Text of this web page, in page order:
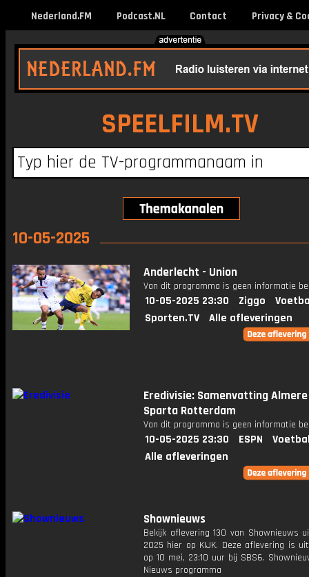
Nederland.FM Podcast.NL Contact Privacy &
SPEELFILM.TV
10-05-2025
Anderlecht - Union
Van dit programma is geen informatie
10-05-2025 23:30 Ziggo
Sporten.TV
Alle afleveringen
Eredivisie: Samenvatting
Sparta Rotterdam
Van dit programma is geen informatie
10-05-2025 23:30 ESPN
Alle afleveringen
Shownieuws
Bekijk aflevering 130 van Shownieuws
2025 hier op KIJK. Deze aflevering is
op 10 mei, 23:10 uur bij SBS6.
Nieuws programma